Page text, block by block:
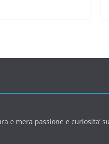
e mera passione e curiosita’